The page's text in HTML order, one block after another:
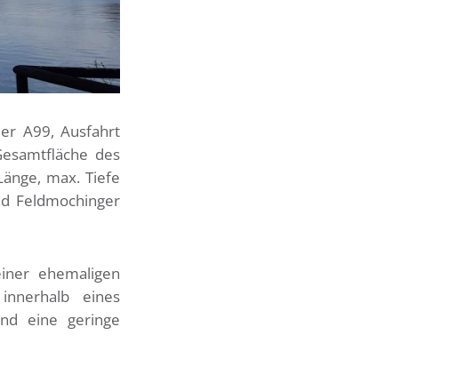
A99, Ausfahrt
des
max. Tiefe
Feldmochinger
ehemaligen
eines
eine geringe